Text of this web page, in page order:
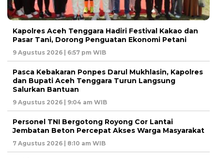
Kapolres Aceh Tenggara Hadiri Festival Kakao dan
Pasar Tani, Dorong Penguatan Ekonomi Petani
9 Agustus 2026 | 6:57 pm WIB
Pasca Kebakaran Ponpes Darul Mukhlasin, Kapolres
dan Bupati Aceh Tenggara Turun Langsung
Salurkan Bantuan
9 Agustus 2026 | 9:04 am WIB
Personel TNI Bergotong Royong Cor Lantai
Jembatan Beton Percepat Akses Warga Masyarakat
7 Agustus 2026 | 8:10 am WIB